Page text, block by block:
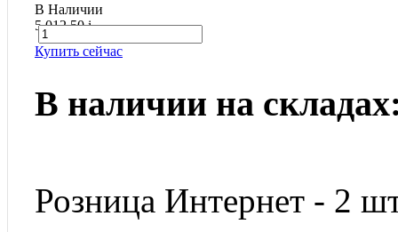
В Наличии
5 012.50i
Купить сейчас
В наличии на
Розница Интернет - 2